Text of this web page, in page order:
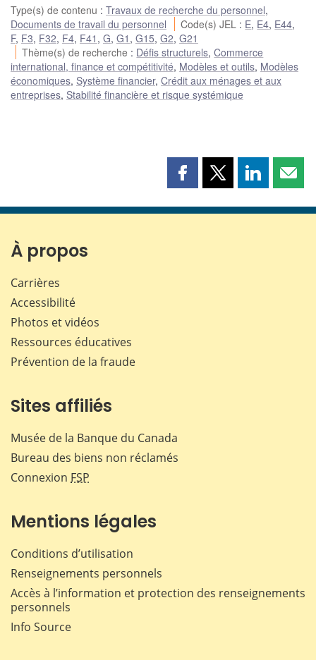
Type(s) de contenu : Travaux de recherche du personnel,
Documents de travail du personnel
Code(s) JEL : E, E4, E44,
F, F3, F32, F4, F41 , G, G1 , G15, G2, G21
Thème(s) de recherche : Défis structurels,Commerce
international, finance et compétitivité, Modèles et outils, Modèles
économiques, Système financier, Crédit aux ménages et aux
entreprises, Stabilité financière et risque systémique
Partager
page
Partager
page
Partager
page page
À propos
Carrières
Accessibilité
Photos et vidéos
Ressources éducatives
Prévention de la fraude
Sites affiliés
Musée de la Banque du Canada
Bureau des biens non réclamés
Connexion FSP
Mentions légales
Conditions d’utilisation
Renseignements personnels
Accès à l’information et protection des renseignements
personnels
Info Source